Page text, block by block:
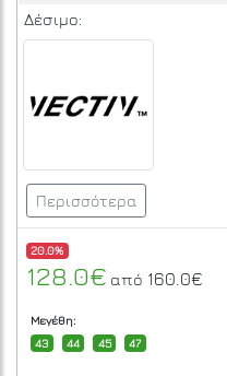
Δέσιμο:
Περισσότερα
20.0%
128.0€ από 160.0€
Μεγέθη:
43
44 45 47